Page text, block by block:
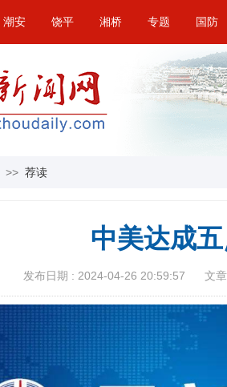
潮安 饶平 湘桥 专题 国防
>> 荐读
中美达成
发布日期 : 2024-04-26 20:59:57 文